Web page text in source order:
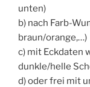
unten)
b) nach Farb-
braun/orange,…)
c) mit Eckdaten
dunkle/helle
d) oder frei mit